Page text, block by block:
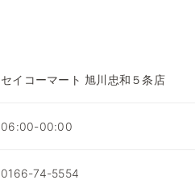
セイコーマート 旭川忠和５条店
06:00-00:00
0166-74-5554